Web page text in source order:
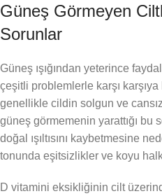
Güneş Görmeyen
Sorunlar
Güneş ışığından yeterince
çeşitli problemlerle karşı
genellikle cildin solgun ve
güneş görmemenin yarattığı bu
doğal ışıltısını kaybetmesine
tonunda eşitsizlikler ve koyu
D vitamini eksikliğinin cilt